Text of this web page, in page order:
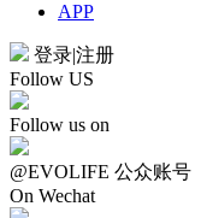
APP
登录|注册
Follow US
Follow us on
@EVOLIFE 公众账号
On Wechat